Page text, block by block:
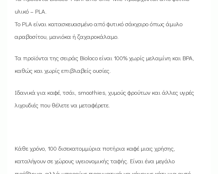
υλικό – PLA.
Το PLA είναι κατασκευασμένο από φυτικό σάκχαρο όπως άμυλο
αραβοσίτου, μανιόκα ή ζαχαροκάλαμο.
Τα προϊόντα της σειράς Bioloco είναι 100% χωρίς μελαμίνη και BPA,
καθώς και χωρίς επιβλαβείς ουσίες.
Iδανικά για καφέ, τσάι, smoothies, χυμούς φρούτων και άλλες υγρές
λιχουδιές που θέλετε να μεταφέρετε.
Κάθε χρόνο, 100 δισεκατομμύρια ποτήρια καφέ μιας χρήσης,
καταλήγουν σε χώρους υγειονομικής ταφής. Είναι ένα μεγάλο